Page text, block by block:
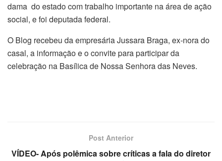
dama do estado com trabalho importante na área de ação
social, e foi deputada federal.
O Blog recebeu da empresária Jussara Braga, ex-nora do
casal, a informação e o convite para participar da
celebração na Basílica de Nossa Senhora das Neves.
Post Anterior
VÍDEO- Após polêmica sobre críticas a fala do diretor